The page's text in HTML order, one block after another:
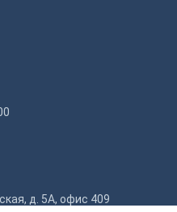
д. 5А, офис 409